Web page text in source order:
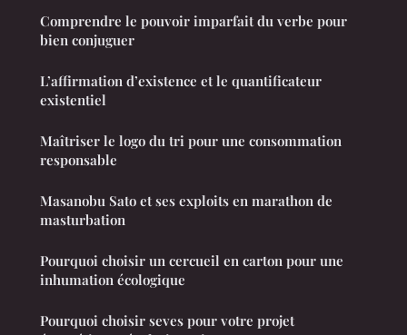
Comprendre le pouvoir imparfait du verbe pour
bien conjuguer
L’affirmation d’existence et le quantificateur
existentiel
Maîtriser le logo du tri pour une consommation
responsable
Masanobu Sato et ses exploits en marathon de
masturbation
Pourquoi choisir un cercueil en carton pour une
inhumation écologique
Pourquoi choisir seves pour votre projet